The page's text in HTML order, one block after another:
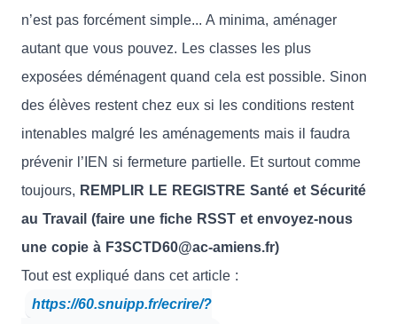
n’est pas forcément simple... A minima, aménager
autant que vous pouvez. Les classes les plus
exposées déménagent quand cela est possible. Sinon
des élèves restent chez eux si les conditions restent
intenables malgré les aménagements mais il faudra
prévenir l’IEN si fermeture partielle. Et surtout comme
toujours, REMPLIR LE REGISTRE Santé et Sécurité
au Travail (faire une fiche RSST et envoyez-nous
une copie à F3SCTD60@ac-amiens.fr)
Tout est expliqué dans cet article :
https://60.snuipp.fr/ecrire/?